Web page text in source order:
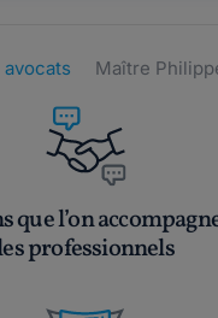
Maître
que l’on
professionnels